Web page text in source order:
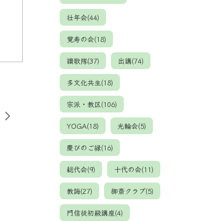
壮年会(44)
覚寿の会(18)
讃歌隊(37) 出講(74)
多文化共生(18)
宗派・教区(106)
YOGA(18) 光輪会(5)
慶びのご縁(16)
総代会(9) 十代の会(11)
教誨(27) 御斎クラブ(5)
門信徒初級講座(4)